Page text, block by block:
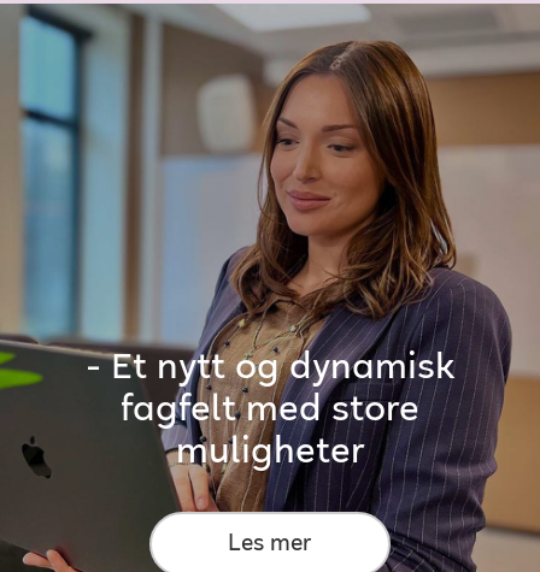
- Et nytt og dynamisk
fagfelt med store
muligheter
Les mer